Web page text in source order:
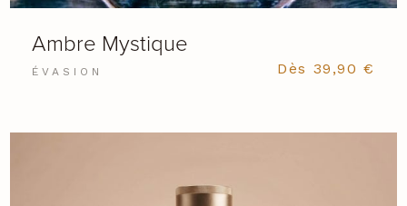
Ambre Mystique
ÉVASION Dès 39,90€